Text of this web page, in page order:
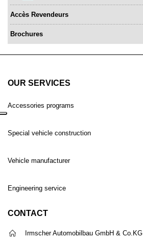
Accès Revendeurs
Brochures
OUR SERVICES
Accessories programs
Special vehicle construction
Vehicle manufacturer
Engineering service
CONTACT
Irmscher Automobilbau GmbH & Co.KG